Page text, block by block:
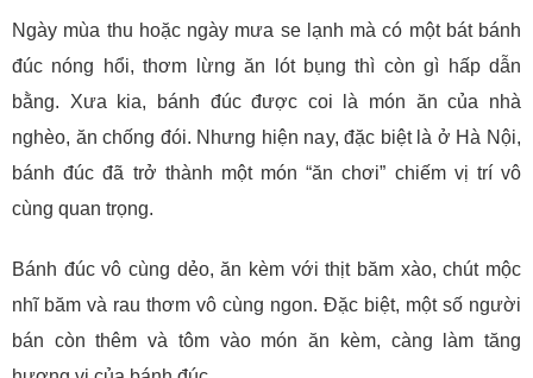
Ngày mùa thu hoặc ngày mưa se lạnh mà có một bát bánh
đúc nóng hổi, thơm lừng ăn lót bụng thì còn gì hấp dẫn
bằng. Xưa kia, bánh đúc được coi là món ăn của nhà
nghèo, ăn chống đói. Nhưng hiện nay, đặc biệt là ở Hà Nội,
bánh đúc đã trở thành một món “ăn chơi” chiếm vị trí vô
cùng quan trọng.
Bánh đúc vô cùng dẻo, ăn kèm với thịt băm xào, chút mộc
nhĩ băm và rau thơm vô cùng ngon. Đặc biệt, một số người
bán còn thêm và tôm vào món ăn kèm, càng làm tăng